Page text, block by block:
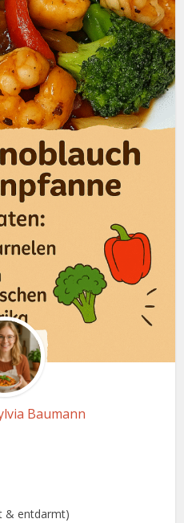
Baumann
& entdarmt)